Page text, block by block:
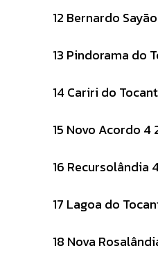
12 Bernardo
13 Pindorama do
14 Cariri do
15 Novo Acordo 4
16 Recursolândia
17 Lagoa do
18 Nova